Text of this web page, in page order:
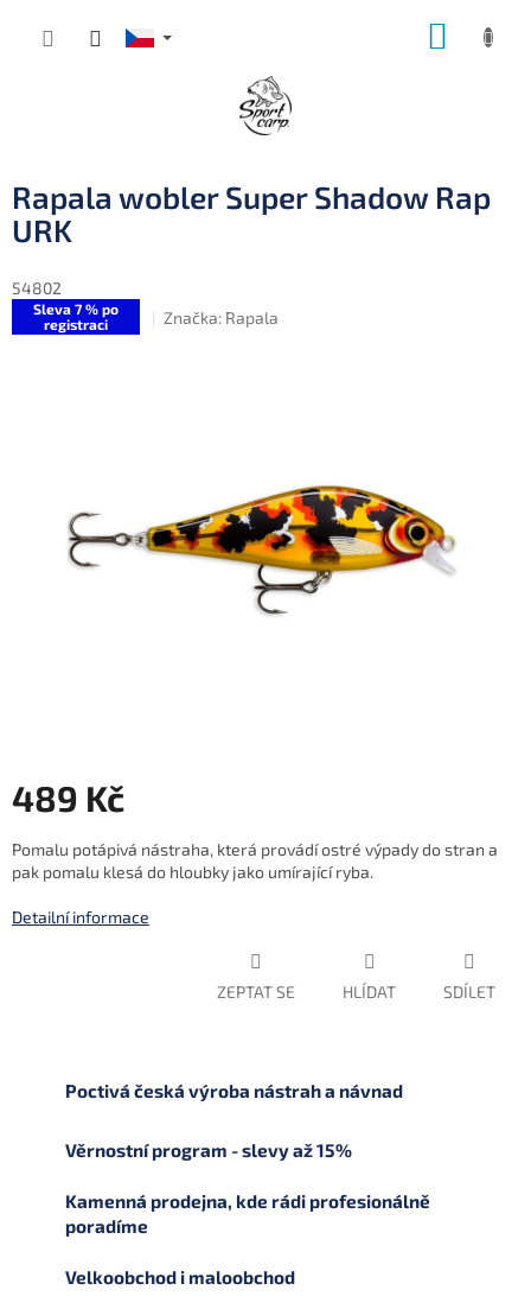
Rapala wobler Super Shadow Rap
URK
54802
Sleva 7 % po
registraci
Značka: Rapala
489 Kč
cena:
Pomalu potápivá nástraha, která provádí ostré výpady do stran a
pak pomalu klesá do hloubky jako umírající ryba.
Detailní informace
ZEPTAT SE HLÍDAT SDÍLET
Poctivá česká výroba nástrah a návnad
Věrnostní program - slevy až 15%
Kamenná prodejna, kde rádi profesionálně
poradíme
Velkoobchod i maloobchod